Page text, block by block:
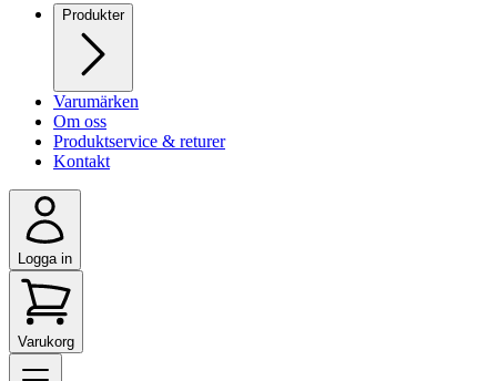
Produkter
Varumärken
Om oss
Produktservice & returer
Kontakt
Logga in
Varukorg